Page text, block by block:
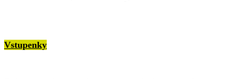
Vstupenky